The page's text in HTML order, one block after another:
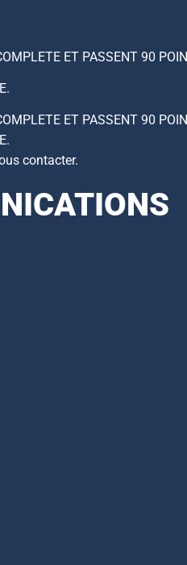
ET PASSENT 90
ET PASSENT 90
contacter.